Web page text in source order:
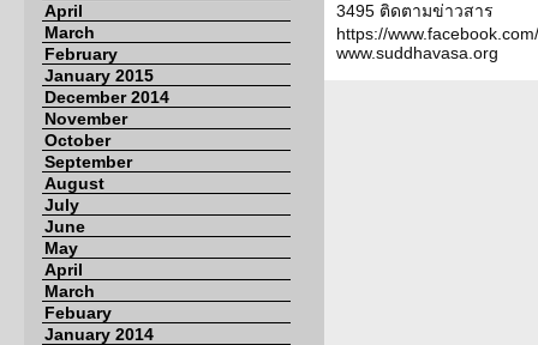
April
March
February
January 2015
December 2014
November
October
September
August
July
June
May
April
March
Febuary
January 2014
3495 ติดตามข่าวสาร
https://
www.suddhavasa.org